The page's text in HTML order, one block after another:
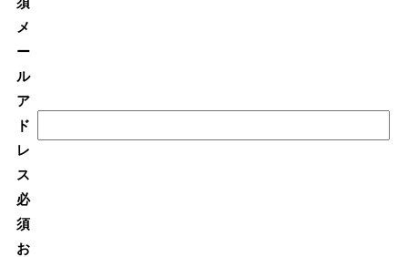
メ
ー
ル
ア
ド
レ
ス
必
須
お